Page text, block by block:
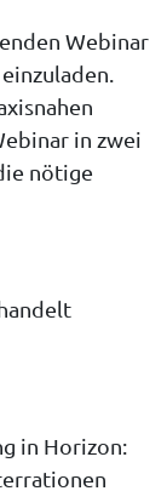
Webinar
in zwei
nötige
in Horizon: